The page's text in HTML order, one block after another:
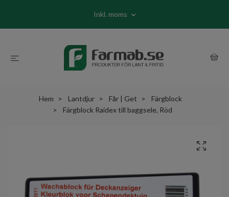
Inkl. moms
Hem Lantdjur Får | Get
Färgblock
Färgblock Raidex till baggsele, Röd